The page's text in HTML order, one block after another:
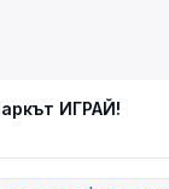
ИГРАЙ!